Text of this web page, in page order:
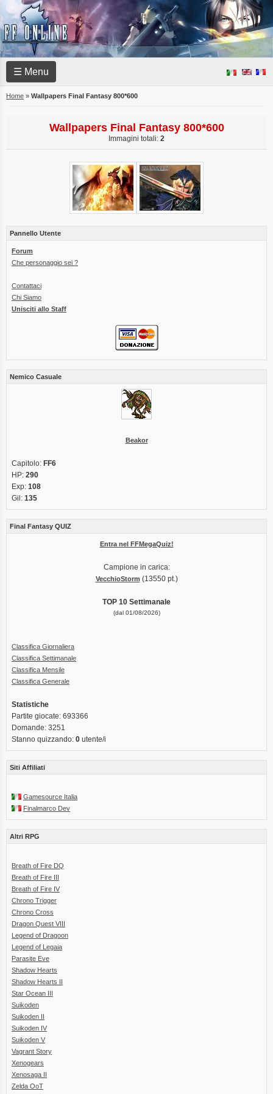
☰ Menu
Home » Wallpapers Final Fantasy 800*600
Wallpapers Final Fantasy 800*600
Immagini totali: 2
Pannello Utente
Forum
Che personaggio sei ?
Contattaci
Chi Siamo
Unisciti allo Staff
Nemico Casuale
Beakor
Capitolo: FF6
HP: 290
Exp: 108
Gil: 135
Final Fantasy QUIZ
Entra nel FFMegaQuiz!
Campione in carica:
VecchioStorm (13550 pt.)
TOP 10 Settimanale
(dal 01/08/2026)
Classifica Giornaliera
Classifica Settimanale
Classifica Mensile
Classifica Generale
Statistiche
Partite giocate: 693366
Domande: 3251
Stanno quizzando: 0 utente/i
Siti Affiliati
Gamesource Italia
Finalmarco Dev
Altri RPG
Breath of Fire DQ
Breath of Fire III
Breath of Fire IV
Chrono Trigger
Chrono Cross
Dragon Quest VIII
Legend of Dragoon
Legend of Legaia
Parasite Eve
Shadow Hearts
Shadow Hearts II
Star Ocean III
Suikoden
Suikoden II
Suikoden IV
Suikoden V
Vagrant Story
Xenogears
Xenosaga II
Zelda OoT